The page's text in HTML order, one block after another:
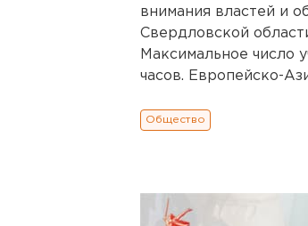
внимания властей и
Свердловской
Максимальное число
часов. Европейско-
Общество